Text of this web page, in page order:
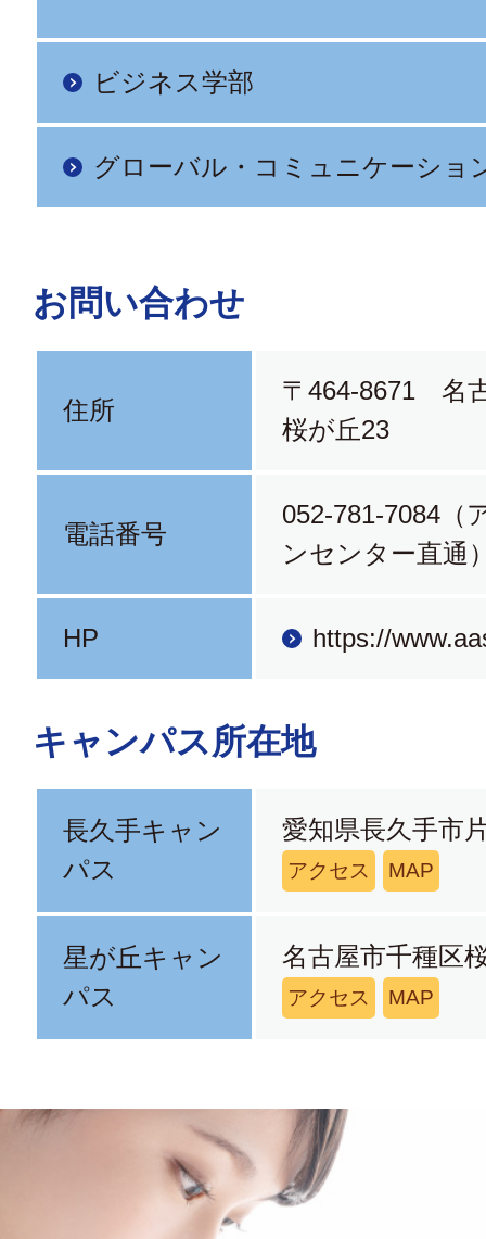
ビジネス学部
グローバル・コミュニケーショ
お問い合わせ
住所
〒464-8671 名
桜が丘23
電話番号
052-781-7084（
ンセンター直通
HP https://
キャンパス所在地
長久手キャン
パス
愛知県長久手市
アクセス MAP
星が丘キャン
パス
名古屋市千種区
アクセス MAP